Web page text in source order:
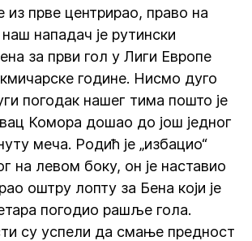
из прве центрирао, право на
нападач је рутински
за први гол у Лиги Европе
године. Нисмо дуго
погодак нашег тима пошто је
Комора дошао до још једног
меча. Родић је „избацио“
на левом боку, он је наставио
оштру лопту за Бена који је
погодио рашље гола.
су успели да смање предност